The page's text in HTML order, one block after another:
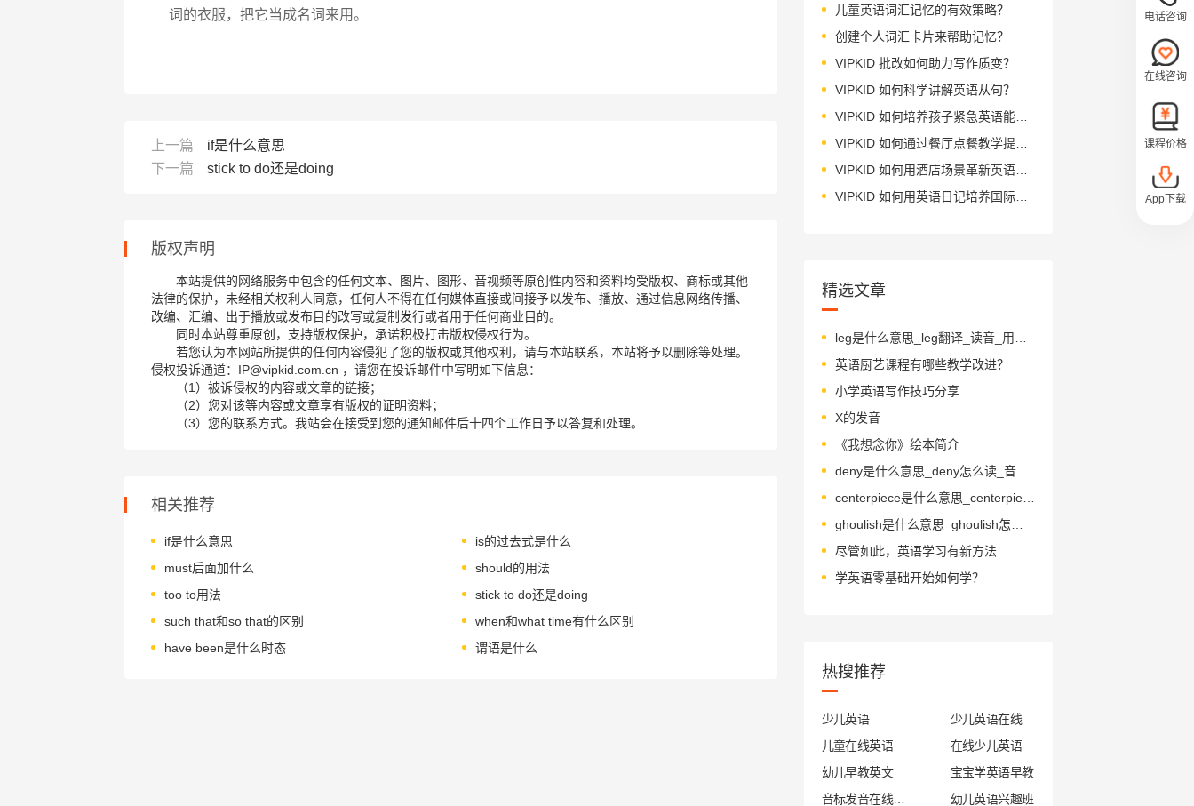
词的衣服，把它当成名词来用。
上一篇
if是什么意思
下一篇
stick to do还是doing
版权声明
本站提供的网络服务中包含的任何文本、图片、图形、音视频等原创性内容和资料均受版权、商标或其他
法律的保护，未经相关权利人同意，任何人不得在任何媒体直接或间接予以发布、播放、通过信息网络传播、
改编、汇编、出于播放或发布目的改写或复制发行或者用于任何商业目的。
同时本站尊重原创，支持版权保护，承诺积极打击版权侵权行为。
若您认为本网站所提供的任何内容侵犯了您的版权或其他权利，请与本站联系，本站将予以删除等处理。
侵权投诉通道：IP@vipkid.com.cn ，请您在投诉邮件中写明如下信息：
（1）被诉侵权的内容或文章的链接；
（2）您对该等内容或文章享有版权的证明资料；
（3）您的联系方式。我站会在接受到您的通知邮件后十四个工作日予以答复和处理。
相关推荐
if是什么意思
is的过去式是什么
must后面加什么
should的用法
too to用法
stick to do还是doing
such that和so that的区别
when和what time有什么区别
have been是什么时态
谓语是什么
儿童英语词汇记忆的有效策略？
创建个人词汇卡片来帮助记忆？
VIPKID 批改如何助力写作质变？
VIPKID 如何科学讲解英语从句？
VIPKID 如何培养孩子紧急英语能力？
VIPKID 如何通过餐厅点餐教学提升少儿英语应用能力？
VIPKID 如何用酒店场景革新英语教学？
VIPKID 如何用英语日记培养国际化人才？
精选文章
英语厨艺课程有哪些教学改进？
小学英语写作技巧分享
X的发音
《我想念你》绘本简介
deny是什么意思_deny怎么读_音标dɪ'naɪ
centerpiece是什么意思_centerpiece怎么读_音标'sentəpi-s
尽管如此，英语学习有新方法
学英语零基础开始如何学？
热搜推荐
少儿英语
少儿英语在线
儿童在线英语
在线少儿英语
幼儿早教英文
宝宝学英语早教
幼儿英语兴趣班
电话咨询
在线咨询
课程价格
App下载